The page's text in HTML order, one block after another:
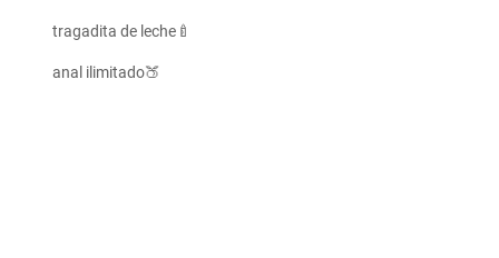
tragadita de leche🍼
anal ilimitado🍑